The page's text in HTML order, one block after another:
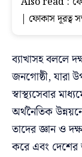
| ফোকাস দূরত্ব
ব্যাখাসহ বললে
জনগোষ্ঠী, যারা
স্বাস্থ্যসেবার
অর্থনৈতিক
তাদের জ্ঞান ও
করে এবং দেশের